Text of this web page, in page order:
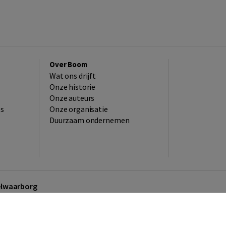
Over Boom
Wat ons drijft
Onze historie
Onze auteurs
Onze organisatie
Duurzaam ondernemen